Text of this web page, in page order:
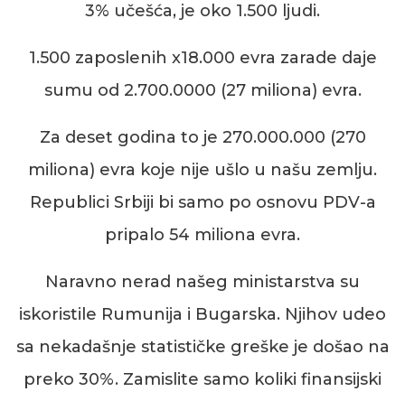
3% učešća, je oko 1.500 ljudi.
1.500 zaposlenih x18.000 evra zarade daje
sumu od 2.700.0000 (27 miliona) evra.
Za deset godina to je 270.000.000 (270
miliona) evra koje nije ušlo u našu zemlju.
Republici Srbiji bi samo po osnovu PDV-a
pripalo 54 miliona evra.
Naravno nerad našeg ministarstva su
iskoristile Rumunija i Bugarska. Njihov udeo
sa nekadašnje statističke greške je došao na
preko 30%. Zamislite samo koliki finansijski